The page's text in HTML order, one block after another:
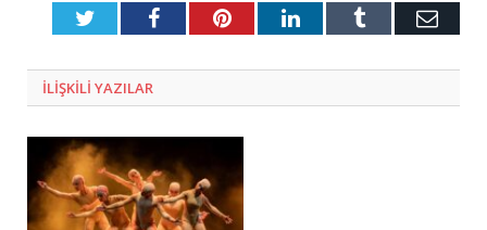
TwitterFacebookPinterestLinkedInTumblr E-
ILIŞKILI YAZILAR